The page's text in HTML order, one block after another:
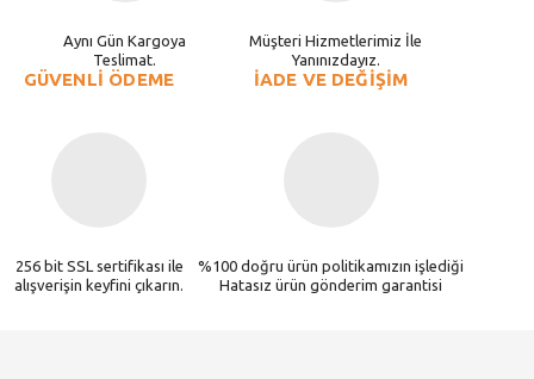
Aynı Gün Kargoya
Teslimat.
Müşteri Hizmetlerimiz İle
Yanınızdayız.
GÜVENLİ ÖDEME
256 bit SSL sertifikası ile
alışverişin keyfini çıkarın.
İADE VE DEĞİŞİM
%100 doğru ürün politikamızın işlediği
Hatasız ürün gönderim garantisi